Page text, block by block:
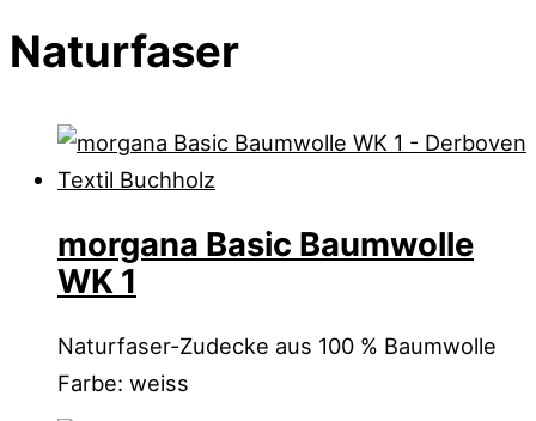
Naturfaser
morgana Basic Baumwolle
WK 1
Naturfaser-Zudecke aus 100 % Baumwolle
Farbe: weiss